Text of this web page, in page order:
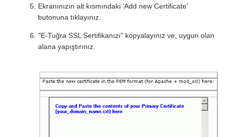
Ekranınızın alt kısmındaki 'Add new Certificate'
butonuna tıklayınız.
"E-Tuğra SSL Sertifikanızı" kopyalayınız ve, uygun olan
alana yapıştırınız.